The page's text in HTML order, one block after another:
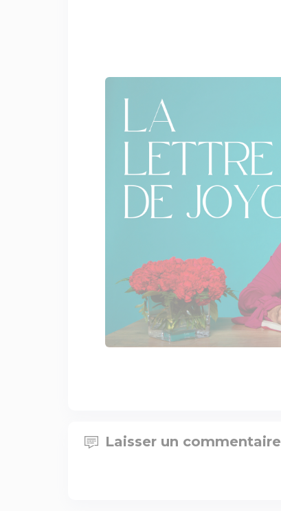
Laisser un commentaire